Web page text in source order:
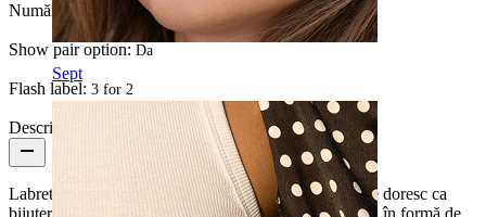
Sept
Număr bucăți:
Show pair option: Da
Flash label: 3 for 2
Descriere
Labretul din titan cu stea și piatră centrală este cei care doresc ca